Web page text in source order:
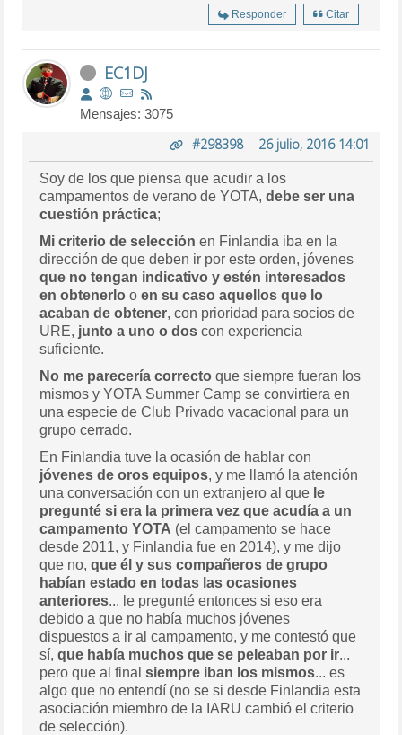
Responder Citar
EC1DJ
Mensajes: 3075
#298398- 26 julio, 2016 14:01
Soy de los que piensa que acudir a los
campamentos de verano de YOTA,debe ser una
cuestión práctica;
Mi criterio de selección en Finlandia iba en la
dirección de que deben ir por este orden, jóvenes
que no tengan indicativo y estén interesados
en obtenerlo oen su caso aquellos que lo
acaban de obtener, con prioridad para socios de
URE, junto a uno o dos con experiencia
suficiente.
No me parecería correcto que siempre fueran los
mismos y YOTA Summer Camp se convirtiera en
una especie de Club Privado vacacional para un
grupo cerrado.
En Finlandia tuve la ocasión de hablar con
jóvenes de oros equipos, y me llamó la atención
una conversación con un extranjero al que le
pregunté si era la primera vez que acudía a un
campamento YOTA (el campamento se hace
desde 2011, y Finlandia fue en 2014), y me dijo
que no,que él y sus compañeros de grupo
habían estado en todas las ocasiones
anteriores... le pregunté entonces si eso era
debido a que no había muchos jóvenes
dispuestos a ir al campamento, y me contestó que
sí,que había muchos que se peleaban por ir...
pero que al finalsiempre iban los mismos... es
algo que no entendí (no se si desde Finlandia esta
asociación miembro de la IARU cambió el criterio
de selección).